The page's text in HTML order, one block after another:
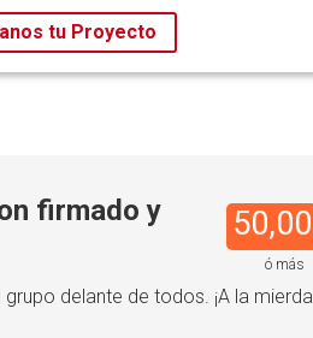
tu Proyecto
ó más
firmado y
delante de todos. ¡A la